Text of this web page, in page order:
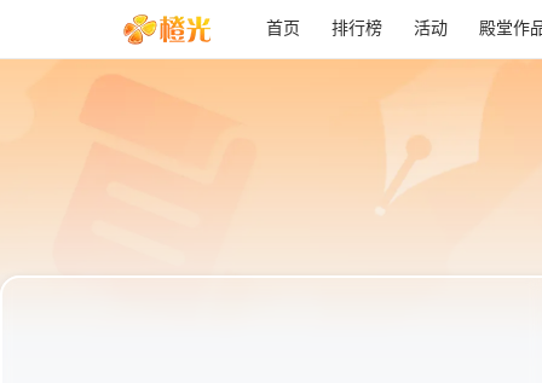
首页 排行榜 活动 殿堂作